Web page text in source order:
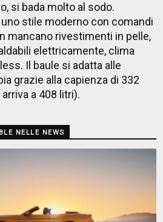
si bada molto al sodo.
uno stile moderno con comandi
mancano rivestimenti in pelle,
elettricamente, clima
Il baule si adatta alle
grazie alla capienza di 332
arriva a 408 litri).
NELLE NEWS